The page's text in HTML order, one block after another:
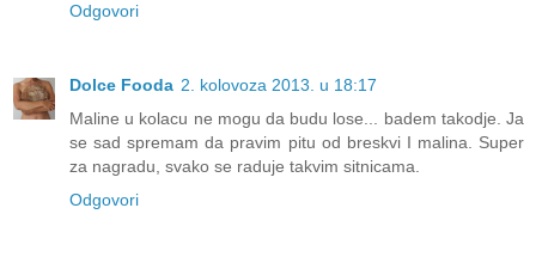
Odgovori
Dolce Fooda 2. kolovoza 2013. u 18:17
Maline u kolacu ne mogu da budu lose... badem takodje. Ja
se sad spremam da pravim pitu od breskvi I malina. Super
za nagradu, svako se raduje takvim sitnicama.
Odgovori